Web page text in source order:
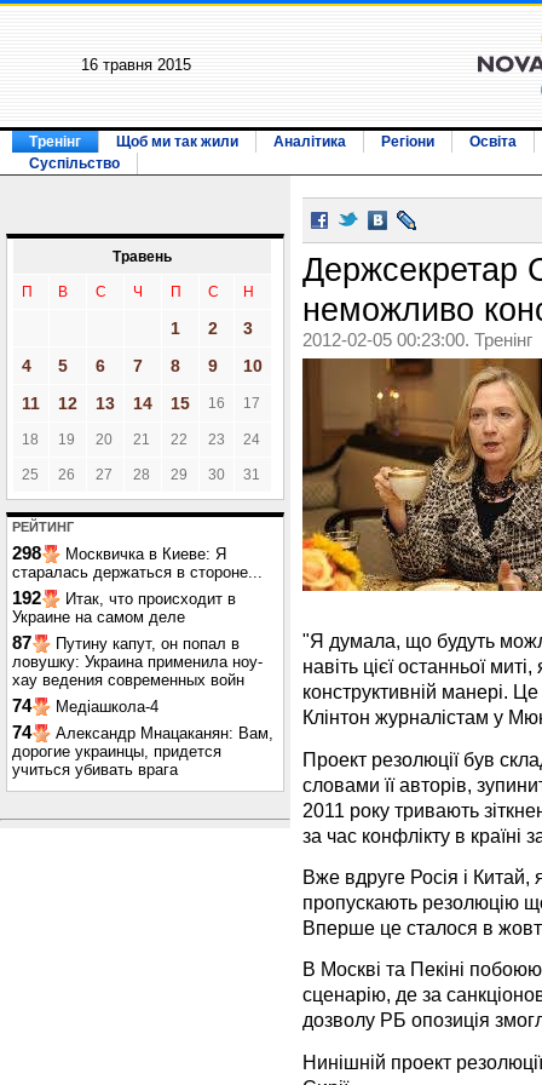
16 травня 2015
Тренінг Щоб ми так жили Аналітика Регіони
Освіта
Суспільство
Травень
П В С Ч П С Н
1 2
3
4
5 6 7 8 9
10
11
12 13 14 15 16 17
18 19 20 21 22 23 24
25 26 27 28 29 30 31
РЕЙТИНГ
298
Москвичка в Киеве: Я
старалась держаться в стороне...
192
Итак, что происходит в
Украине на самом деле
87
Путину капут, он попал в
ловушку: Украина применила ноу-
хау ведения современных войн
74 Медіашкола-4
74
Александр Мнацаканян: Вам,
дорогие украинцы, придется
учиться убивать врага
Держсекретар
неможливо
2012-02-05 00:23:00. Тренінг
"Я думала, що будуть
навіть цієї останньої
конструктивній манері.
Клінтон журналістам у
Проект резолюції був
словами її авторів,
2011 року тривають
за час конфлікту в країні
Вже вдруге Росія і
пропускають резолюцію
Вперше це сталося в
В Москві та Пекіні
сценарію, де за
дозволу РБ опозиція
Нинішній проект